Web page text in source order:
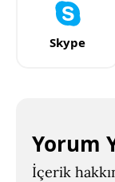
Skype
Yorum
İçerik